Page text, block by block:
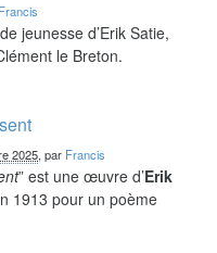
Francis
jeunesse d’Erik Satie,
le Breton.
2025, par Francis
” est une œuvre d’Erik
1913 pour un poème